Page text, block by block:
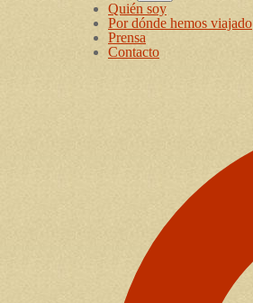
Quién soy
Por dónde hemos viajado
Prensa
Contacto